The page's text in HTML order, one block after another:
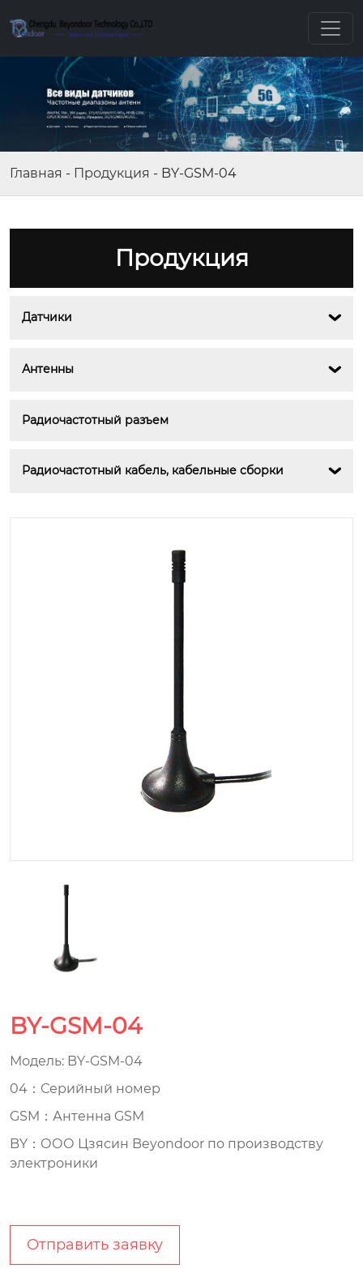
Главная - Продукция - BY-GSM-04
Продукция
Датчики 
Антенны 
Радиочастотный разъем
Радиочастотный кабель, кабельные сборки 
BY-GSM-04
Модель: BY-GSM-04
04：Серийный номер
GSM：Антенна GSM
BY：ООО Цзясин Beyondoor по производству
электроники
Отправить заявку